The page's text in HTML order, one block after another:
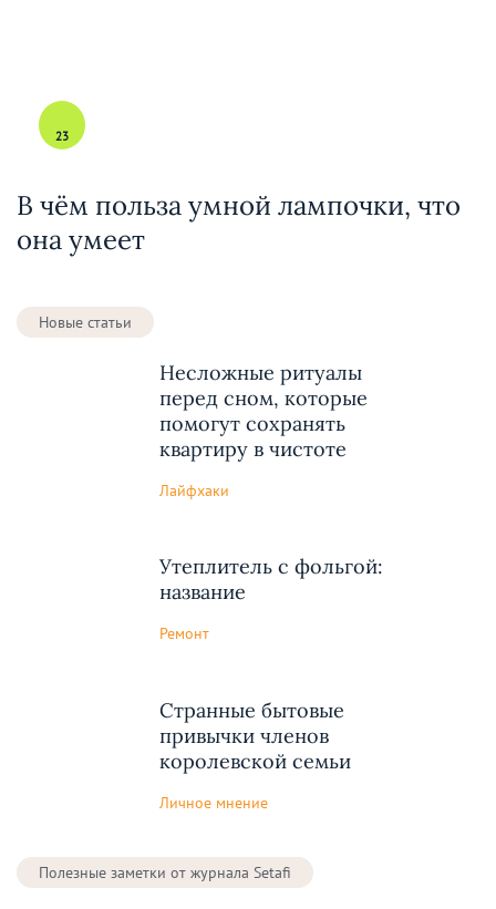
23
В чём польза умной лампочки, что
она умеет
Новые статьи
Несложные ритуалы
перед сном, которые
помогут сохранять
квартиру в чистоте
Лайфхаки
Утеплитель с фольгой:
название
Ремонт
Странные бытовые
привычки членов
королевской семьи
Личное мнение
Полезные заметки от журнала Setafi